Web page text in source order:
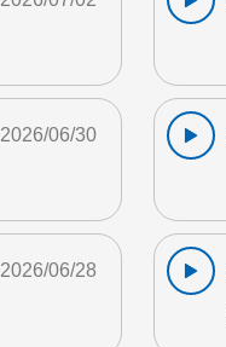
2026/06/30
2026/06/28